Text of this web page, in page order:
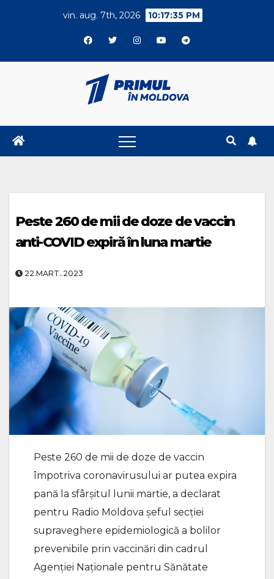
vin. aug. 7th, 2026 10:17:35 PM
Peste 260 de mii de doze de vaccin
anti-COVID expiră în luna martie
22.MART..2023
Peste 260 de mii de doze de vaccin
împotriva coronavirusului ar putea expira
pană la sfârșitul lunii martie, a declarat
pentru Radio Moldova șeful secției
supraveghere epidemiologică a bolilor
prevenibile prin vaccinări din cadrul
Agenției Naționale pentru Sănătate